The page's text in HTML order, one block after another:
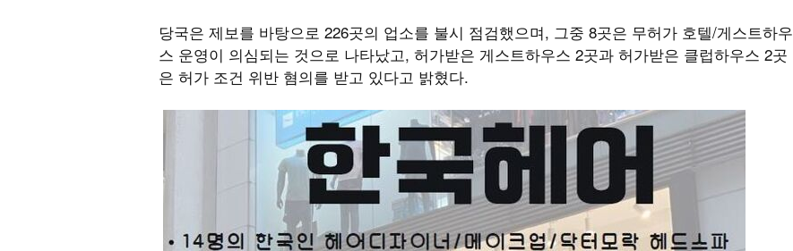
당국은 제보를 바탕으로 226곳의 업소를 불시 점검했으며, 그중 8곳은 무허가 호텔/게스트하우
스 운영이 의심되는 것으로 나타났고, 허가받은 게스트하우스 2곳과 허가받은 클럽하우스 2곳
은 허가 조건 위반 혐의를 받고 있다고 밝혔다.